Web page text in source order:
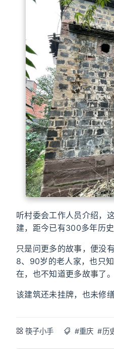
听村委会工作人员介绍，
建，距今已有300多年历
只是问更多的故事，便没
8、90岁的老人家，也只
在，也不知道更多故事了。
该建筑还未挂牌，也未修
筷子小手 #重庆 #历